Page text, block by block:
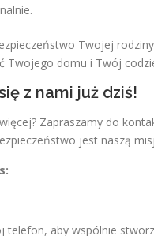
Twojej
Twojego domu i Twój
z nami już dziś!
Zapraszamy do
jest naszą
telefon, aby wspólnie